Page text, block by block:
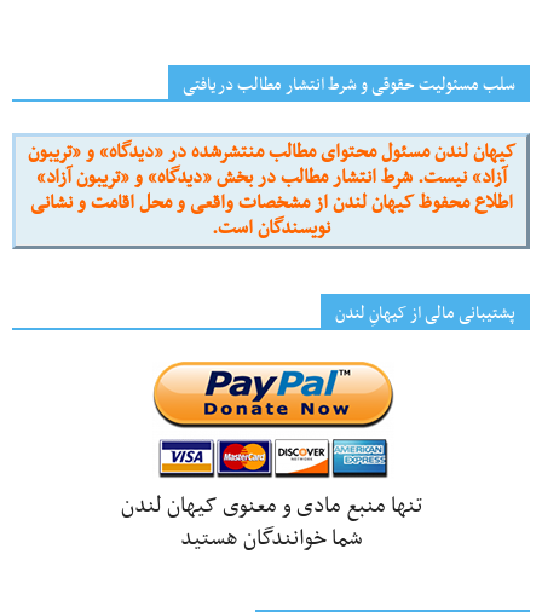
سلب مسئولیت حقوقی و شرط انتشار مطالب دریافتی
کیهان لندن مسئول محتوای مطالب منتشرشده در «دیدگاه» و «تریبون
آزاد» نیست. شرط انتشار مطالب در بخش «دیدگاه» و «تریبون آزاد»
اطلاع محفوظ کیهان لندن از مشخصات واقعی و محل اقامت و نشانی
نویسندگان است.
پشتیبانی مالی از کیهانِ لندن
تنها منبع مادی و معنوی کیهان لندن
شما خوانندگان هستید